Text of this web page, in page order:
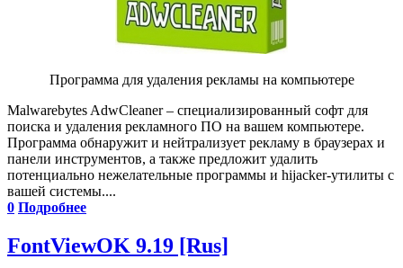
Программа для удаления рекламы на компьютере
Malwarebytes AdwCleaner – специализированный софт для
поиска и удаления рекламного ПО на вашем компьютере.
Программа обнаружит и нейтрализует рекламу в браузерах и
панели инструментов, а также предложит удалить
потенциально нежелательные программы и hijacker-утилиты с
вашей системы....
0 Подробнее
FontViewOK 9.19 [Rus]